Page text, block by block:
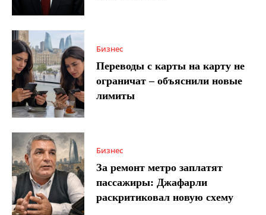
Бизнес
Переводы с карты на карту не
ограничат – объяснили новые
лимиты
Бизнес
За ремонт метро заплатят
пассажиры: Джафарли
раскритиковал новую схему